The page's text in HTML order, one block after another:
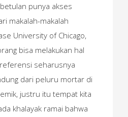
punya akses
makalah-makalah
University of Chicago,
bisa melakukan hal
seharusnya
dari peluru mortar di
justru itu tempat kita
khalayak ramai bahwa